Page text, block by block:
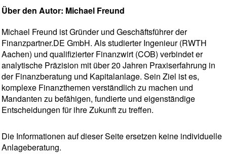
Über den Autor: Michael Freund
Michael Freund ist Gründer und Geschäftsführer der
Finanzpartner.DE GmbH. Als studierter Ingenieur (RWTH
Aachen) und qualifizierter Finanzwirt (COB) verbindet er
analytische Präzision mit über 20 Jahren Praxiserfahrung in
der Finanzberatung und Kapitalanlage. Sein Ziel ist es,
komplexe Finanzthemen verständlich zu machen und
Mandanten zu befähigen, fundierte und eigenständige
Entscheidungen für ihre Zukunft zu treffen.
Die Informationen auf dieser Seite ersetzen keine individuelle
Anlageberatung.